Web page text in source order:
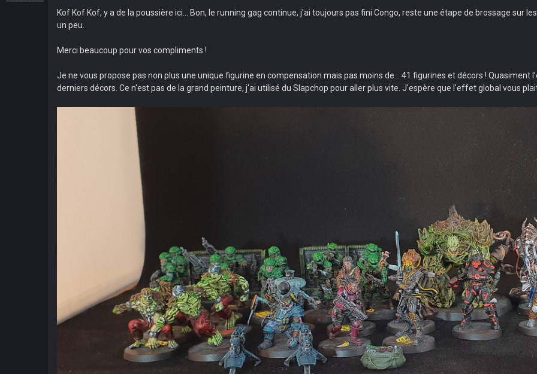
Kof Kof Kof, y a de la poussière ici... Bon, le running gag continue, j'ai toujours pas fini Congo, reste une étape de brossage sur
un peu.
Merci beaucoup pour vos compliments !
Je ne vous propose pas non plus une unique figurine en compensation mais pas moins de... 41 figurines et décors ! Quasiment
derniers décors. Ce n'est pas de la grand peinture, j'ai utilisé du Slapchop pour aller plus vite. J'espère que l'effet global vous